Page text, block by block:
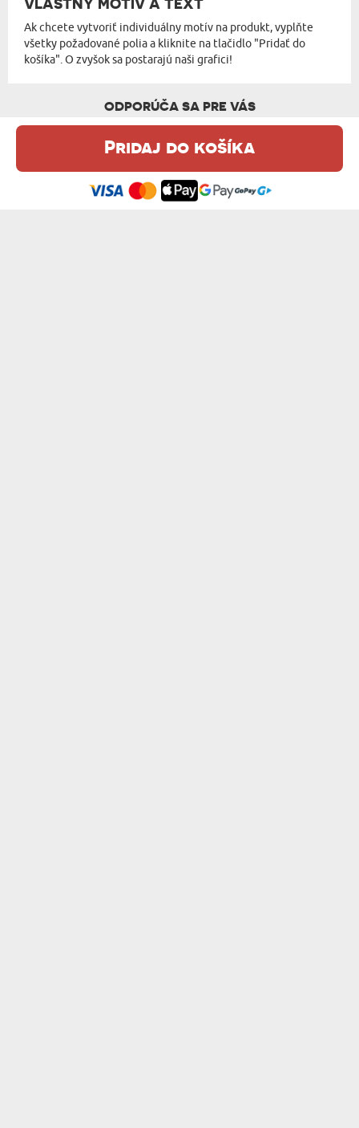
Pridaj do košíka
VLASTNÝ MOTÍV A TEXT
Ak chcete vytvoriť individuálny motív na produkt, vyplňte
všetky požadované polia a kliknite na tlačidlo "Pridať do
košíka". O zvyšok sa postarajú naši grafici!
ODPORÚČA SA PRE VÁS
Táto webová stránka používa súbory cookie. Podrobné informácie o
tejto téme nájdete v našom %s.
zásadách používania súborov cookie
Súhlasím